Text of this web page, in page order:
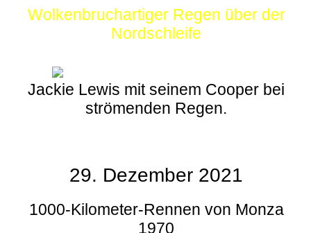
Wolkenbruchartiger Regen über der
Nordschleife
Jackie Lewis mit seinem Cooper bei
strömenden Regen.
29. Dezember 2021
1000-Kilometer-Rennen von Monza
1970